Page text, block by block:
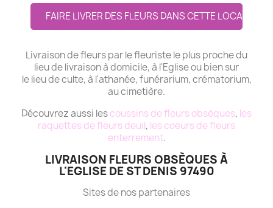
FAIRE LIVRER DES FLEURS DANS CETTE LOCALITE
Livraison de fleurs par le fleuriste le plus proche du
lieu de livraison à domicile, à l'Eglise ou bien sur
le lieu de culte, à l'athanée, funérarium, crématorium,
au cimetière.
Découvrez aussi lescoussins de fleurs obsèques, les
raquettes de fleurs deuil, les coeurs de fleurs
enterrement.
LIVRAISON FLEURS OBSÈQUES À
L'EGLISE DE ST DENIS 97490
Sites de nos partenaires